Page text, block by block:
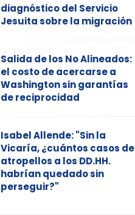
diagnóstico del Servicio
Jesuita sobre la migración
Salida de los No Alineados:
el costo de acercarse a
Washington sin garantías
de reciprocidad
Isabel Allende: "Sin la
Vicaría, ¿cuántos casos de
atropellos a los DD.HH.
habrían quedado sin
perseguir?"